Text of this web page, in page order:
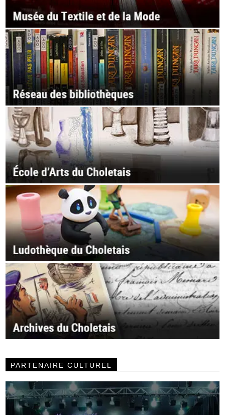
PARTENAIRE CULTUREL